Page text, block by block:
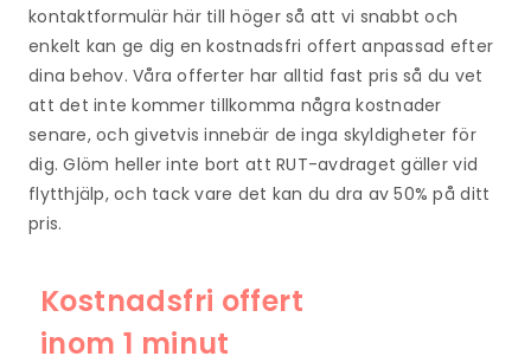
kontaktformulär här till höger så att vi snabbt och
enkelt kan ge dig en kostnadsfri offert anpassad efter
dina behov. Våra offerter har alltid fast pris så du vet
att det inte kommer tillkomma några kostnader
senare, och givetvis innebär de inga skyldigheter för
dig. Glöm heller inte bort att RUT-avdraget gäller vid
flytthjälp, och tack vare det kan du dra av 50% på ditt
pris.
Kostnadsfri offert
inom 1 minut